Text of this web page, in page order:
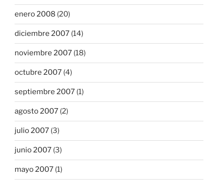
enero 2008 (20)
diciembre 2007 (14)
noviembre 2007 (18)
octubre 2007 (4)
septiembre 2007 (1)
agosto 2007 (2)
julio 2007 (3)
junio 2007 (3)
mayo 2007 (1)